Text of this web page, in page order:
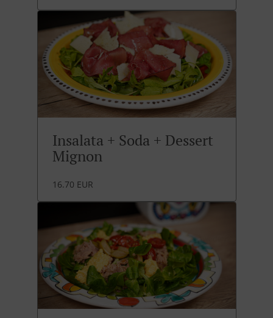
Insalata + Soda + Dessert
Mignon
16.70 EUR